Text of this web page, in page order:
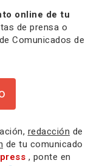
online de tu
de prensa o
Comunicados de
redacción de
de tu comunicado
press , ponte en